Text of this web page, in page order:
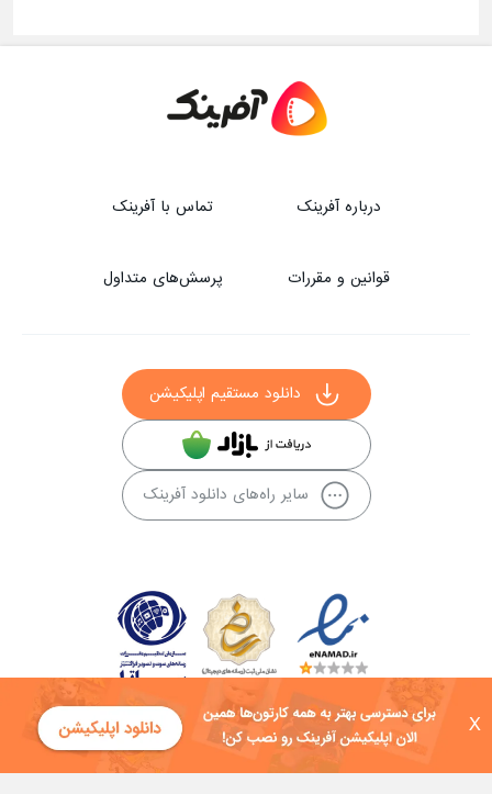
X
درباره آفرینک تماس با آفرینک
قوانین و مقررات پرسش‌های متداول
دانلود مستقیم اپلیکیشن
سایر راه‌های دانلود آفرینک
کلیه حقوق این سایت به شرکت توسعه فناوی هفت آسمان توکان تعلق دارد و